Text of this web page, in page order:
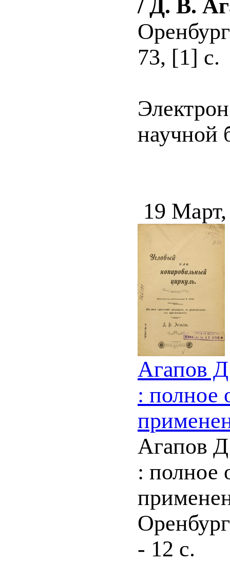
/ Д. В.
73, [1] с.
научной
19
Агапов
: полное
Агапов
: полное
- 12 с.